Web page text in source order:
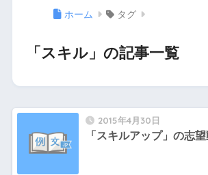
ホーム タグ
「スキル」の記事一覧
2015年4月30日
「スキルアップ」の志